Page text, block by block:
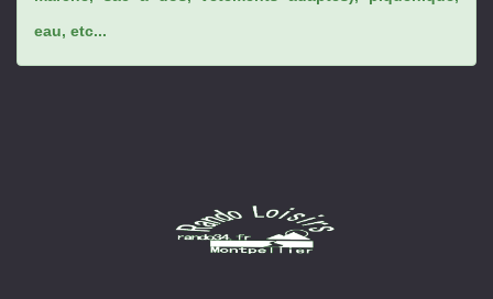
eau, etc...